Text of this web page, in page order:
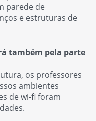
parede de
e estruturas de
também pela parte
os professores
ambientes
de wi-fi foram